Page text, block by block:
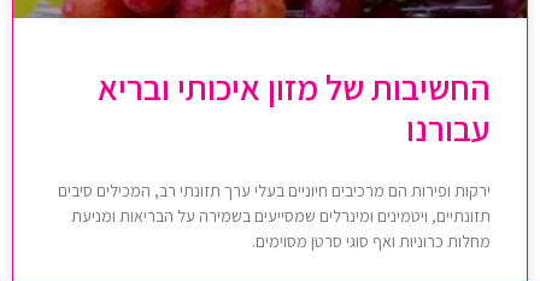
החשיבות של מזון איכותי ובריא
עבורנו
ירקות ופירות הם מרכיבים חיוניים בעלי ערך תזונתי רב, המכילים סיבים
תזונתיים, ויטמינים ומינרלים שמסייעים בשמירה על הבריאות ומניעת
מחלות כרוניות ואף סוגי סרטן מסוימים.